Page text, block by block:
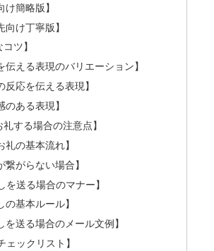
け簡略版】
向け丁寧版】
ツ】
伝える表現のバリエーション】
反応を伝える表現】
のある表現】
礼する場合の注意点】
礼の基本流れ】
繋がらない場合】
を送る場合のマナー】
の基本ルール】
を送る場合のメール文例】
ェックリスト】